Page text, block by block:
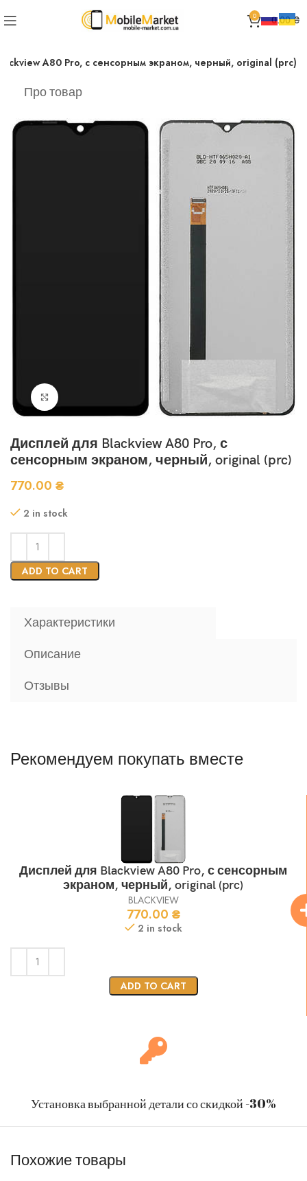
0 0.00₴
A80 Pro, с сенсорным экраном, черный, original (prc)
Про товар
Нажмите, чтобы увеличить
Дисплей для Blackview A80 Pro, с
сенсорным экраном, черный, original (prc)
770.00 ₴
2 in stock
ADD TO CART
Характеристики
Описание
Отзывы
Рекомендуем покупать вместе
Дисплей для Blackview A80 Pro, с сенсорным
экраном, черный, original (prc)
BLACKVIEW
770.00 ₴
2 in stock
ADD TO CART
Установка выбранной детали со скидкой -30%
Похожие товары